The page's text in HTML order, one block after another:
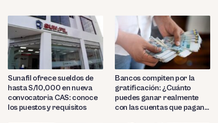
Sunafil ofrece sueldos de
hasta S/10,000 en nueva
convocatoria CAS: conoce
los puestos y requisitos
Bancos compiten por la
gratificación: ¿Cuánto
puedes ganar realmente
con las cuentas que pagan